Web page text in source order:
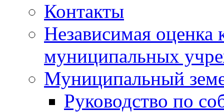
Контакты
Независимая оценка
муниципальных
Муниципальный
Руководство по